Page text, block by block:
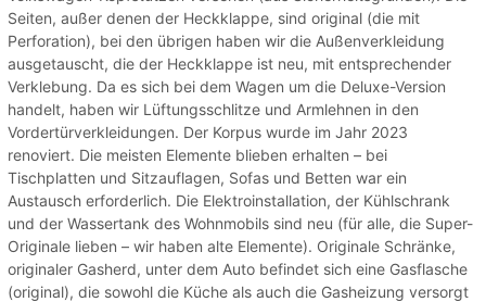
Seiten, außer denen der Heckklappe, sind original (die mit
Perforation), bei den übrigen haben wir die Außenverkleidung
ausgetauscht, die der Heckklappe ist neu, mit entsprechender
Verklebung. Da es sich bei dem Wagen um die Deluxe-Version
handelt, haben wir Lüftungsschlitze und Armlehnen in den
Vordertürverkleidungen. Der Korpus wurde im Jahr 2023
renoviert. Die meisten Elemente blieben erhalten – bei
Tischplatten und Sitzauflagen, Sofas und Betten war ein
Austausch erforderlich. Die Elektroinstallation, der Kühlschrank
und der Wassertank des Wohnmobils sind neu (für alle, die Super-
Originale lieben – wir haben alte Elemente). Originale Schränke,
originaler Gasherd, unter dem Auto befindet sich eine Gasflasche
(original), die sowohl die Küche als auch die Gasheizung versorgt